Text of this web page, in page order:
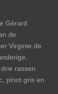
Gérard
de
Virginie de
rassen
pinot gris en